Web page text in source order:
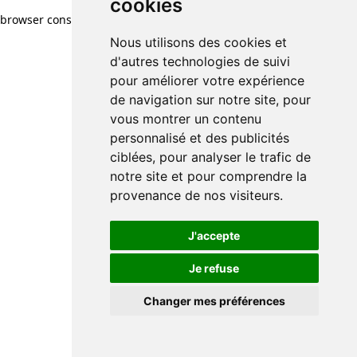
cookies
Nous utilisons des cookies et
d'autres technologies de suivi
pour améliorer votre expérience
de navigation sur notre site, pour
vous montrer un contenu
personnalisé et des publicités
ciblées, pour analyser le trafic de
notre site et pour comprendre la
provenance de nos visiteurs.
J'accepte
Je refuse
Changer mes préférences
browser console for more information)